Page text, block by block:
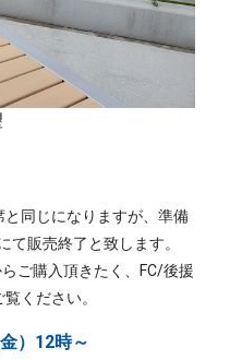
同じになりますが、準備
販売終了と致します。
ご購入頂きたく、FC/後援
ください。
）12時～